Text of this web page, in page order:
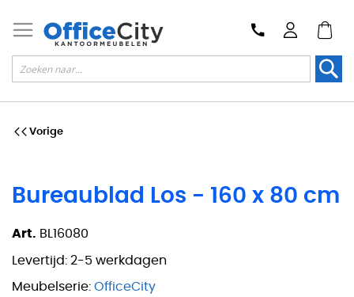
Bureaublad Los - 160 x 80 cm
Art. BL16080
Levertijd: 2-5 werkdagen
Meubelserie: OfficeCity
Vorige